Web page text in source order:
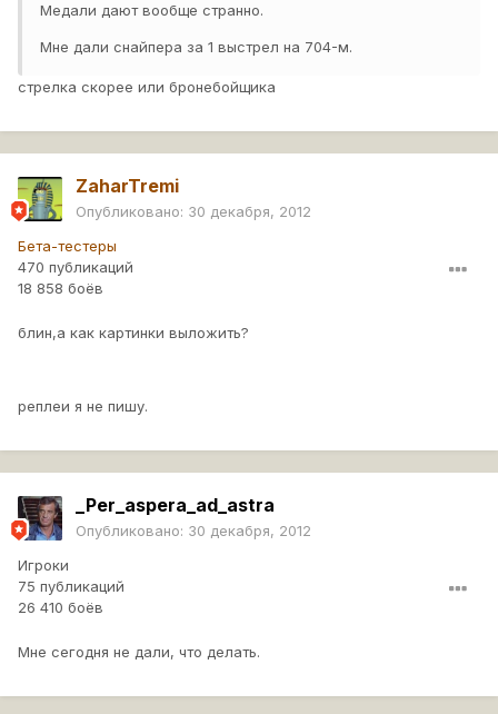
Медали дают вообще странно.
Мне дали снайпера за 1 выстрел на 704-м.
стрелка скорее или бронебойщика
ZaharTremi
Опубликовано: 30 декабря, 2012
Бета-тестеры
470 публикаций
18 858 боёв
блин,а как картинки выложить?
реплеи я не пишу.
_Per_aspera_ad_astra
Опубликовано: 30 декабря, 2012
Игроки
75 публикаций
26 410 боёв
Мне сегодня не дали, что делать.